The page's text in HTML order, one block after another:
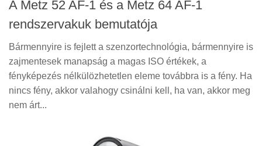
A Metz 52 AF-1 és a Metz 64 AF-1
rendszervakuk bemutatója
Bármennyire is fejlett a szenzortechnológia, bármennyire is
zajmentesek manapság a magas ISO értékek, a
fényképezés nélkülözhetetlen eleme továbbra is a fény. Ha
nincs fény, akkor valahogy csinálni kell, ha van, akkor meg
nem árt...